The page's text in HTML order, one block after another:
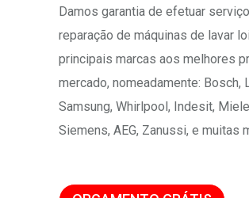
Damos garantia de efetuar
reparação de máquinas de lavar
principais marcas aos melhores
mercado, nomeadamente: Bosch,
Samsung, Whirlpool, Indesit,
Siemens, AEG, Zanussi, e muitas